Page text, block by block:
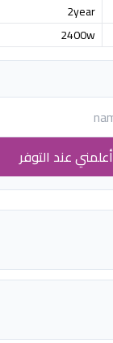
2year
2400w
أعلمني عند التوفر